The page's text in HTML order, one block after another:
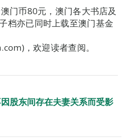
门币80元，澳门各大书店及
档亦已同时上载至澳门基金
，欢迎读者查阅。
股东间存在夫妻关系而受影